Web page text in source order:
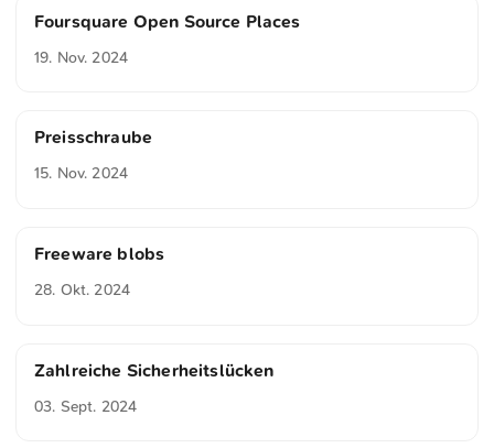
Foursquare Open Source Places
19. Nov. 2024
Preisschraube
15. Nov. 2024
Freeware blobs
28. Okt. 2024
Zahlreiche Sicherheitslücken
03. Sept. 2024